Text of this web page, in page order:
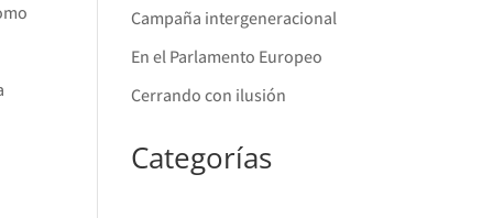
Campaña intergeneracional
En el Parlamento Europeo
Cerrando con ilusión
Categorías